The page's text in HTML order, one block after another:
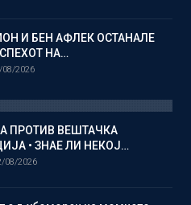
И БЕН АФЛЕК ОСТАНАЛЕ
НА…
08/2026
ПРОТИВ ВЕШТАЧКА
• ЗНАЕ ЛИ НЕКОЈ…
08/2026